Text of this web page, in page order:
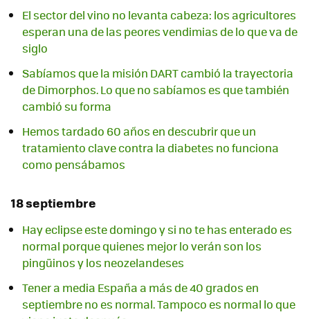
El sector del vino no levanta cabeza: los agricultores
esperan una de las peores vendimias de lo que va de
siglo
Sabíamos que la misión DART cambió la trayectoria
de Dimorphos. Lo que no sabíamos es que también
cambió su forma
Hemos tardado 60 años en descubrir que un
tratamiento clave contra la diabetes no funciona
como pensábamos
18 septiembre
Hay eclipse este domingo y si no te has enterado es
normal porque quienes mejor lo verán son los
pingüinos y los neozelandeses
Tener a media España a más de 40 grados en
septiembre no es normal. Tampoco es normal lo que